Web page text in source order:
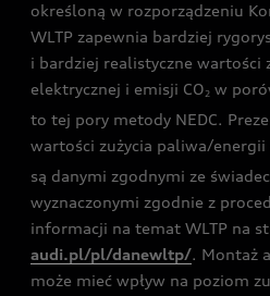
określoną w rozporządzeniu
WLTP zapewnia bardziej
i bardziej realistyczne wartości
elektrycznej i emisji CO2 w
to tej pory metody NEDC.
wartości zużycia paliwa/energii
są danymi zgodnymi ze
wyznaczonymi zgodnie z
informacji na temat WLTP na
audi.pl/pl/danewltp/. Montaż
może mieć wpływ na poziom